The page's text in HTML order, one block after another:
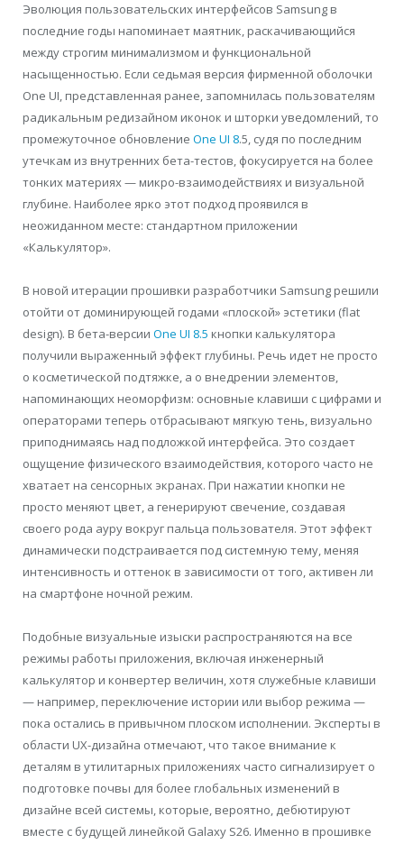
Эволюция пользовательских интерфейсов Samsung в
последние годы напоминает маятник, раскачивающийся
между строгим минимализмом и функциональной
насыщенностью. Если седьмая версия фирменной оболочки
One UI, представленная ранее, запомнилась пользователям
радикальным редизайном иконок и шторки уведомлений, то
промежуточное обновление One UI 8.5, судя по последним
утечкам из внутренних бета-тестов, фокусируется на более
тонких материях — микро-взаимодействиях и визуальной
глубине. Наиболее ярко этот подход проявился в
неожиданном месте: стандартном приложении
«Калькулятор».
В новой итерации прошивки разработчики Samsung решили
отойти от доминирующей годами «плоской» эстетики (flat
design). В бета-версии One UI 8.5 кнопки калькулятора
получили выраженный эффект глубины. Речь идет не просто
о косметической подтяжке, а о внедрении элементов,
напоминающих неоморфизм: основные клавиши с цифрами и
операторами теперь отбрасывают мягкую тень, визуально
приподнимаясь над подложкой интерфейса. Это создает
ощущение физического взаимодействия, которого часто не
хватает на сенсорных экранах. При нажатии кнопки не
просто меняют цвет, а генерируют свечение, создавая
своего рода ауру вокруг пальца пользователя. Этот эффект
динамически подстраивается под системную тему, меняя
интенсивность и оттенок в зависимости от того, активен ли
на смартфоне ночной режим.
Подобные визуальные изыски распространяются на все
режимы работы приложения, включая инженерный
калькулятор и конвертер величин, хотя служебные клавиши
— например, переключение истории или выбор режима —
пока остались в привычном плоском исполнении. Эксперты в
области UX-дизайна отмечают, что такое внимание к
деталям в утилитарных приложениях часто сигнализирует о
подготовке почвы для более глобальных изменений в
дизайне всей системы, которые, вероятно, дебютируют
вместе с будущей линейкой Galaxy S26. Именно в прошивке